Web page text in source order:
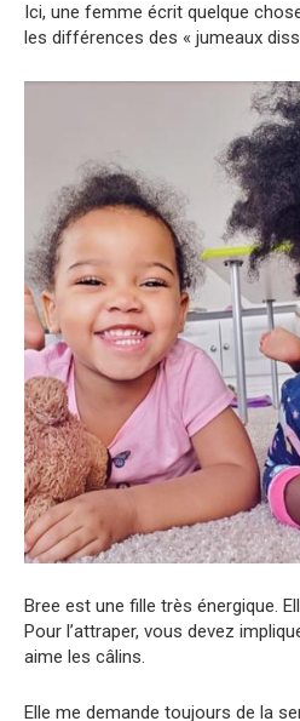
Ici, une femme écrit quelque
les différences des « jumeaux
Bree est une fille très énergique.
Pour l’attraper, vous devez
aime les câlins.
Elle me demande toujours de la